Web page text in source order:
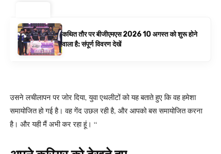
कथित तौर पर बीजीएमएस 2026 10 अगस्त को शुरू होने
वाला है: संपूर्ण विवरण देखें
उसने लचीलापन पर जोर दिया, युवा एथलीटों को यह बताते हुए कि वह हमेशा
समायोजित हो गई है। वह गेंद उछल रही है, और आपको बस समायोजित करना
है। और यही मैं अभी कर रहा हूं। “